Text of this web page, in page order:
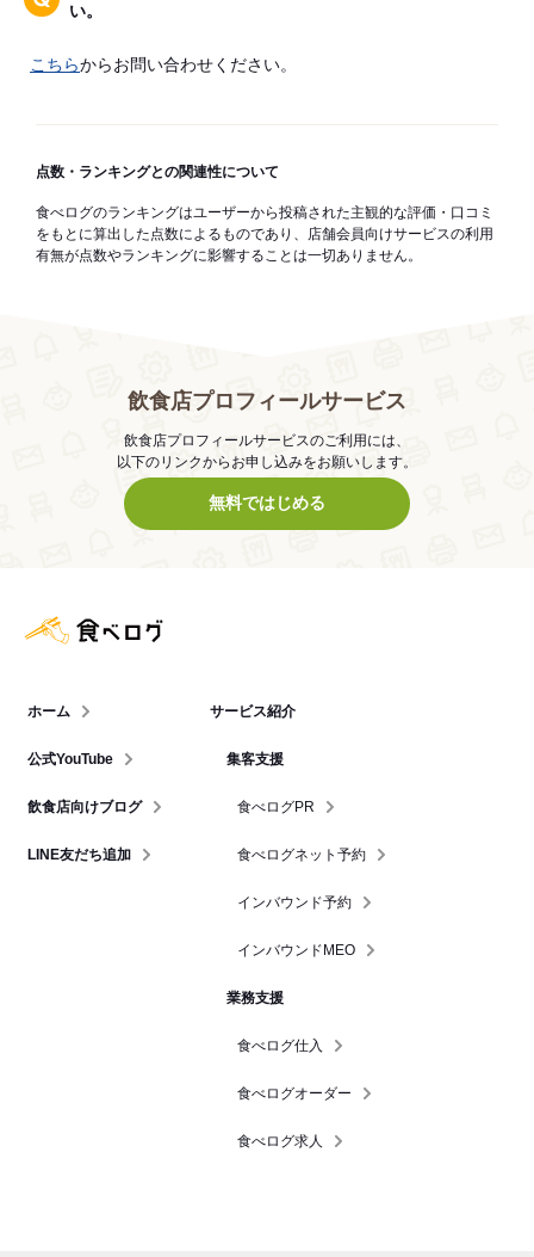
い。
こちらからお問い合わせください。
点数・ランキングとの関連性について
食べログのランキングはユーザーから投稿された主観的な評価・口コミ
をもとに算出した点数によるものであり、店舗会員向けサービスの利用
有無が点数やランキングに影響することは一切ありません。
飲食店プロフィールサービス
飲食店プロフィールサービスのご利用には、
以下のリンクからお申し込みをお願いします。
無料ではじめる
ホーム
公式YouTube
飲食店向けブログ
LINE友だち追加
サービス紹介
集客支援
食べログPR
食べログネット予約
インバウンド予約
インバウンドMEO
業務支援
食べログ仕入
食べログオーダー
食べログ求人